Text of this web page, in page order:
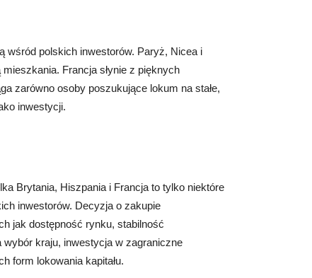
wśród polskich inwestorów. Paryż, Nicea i
Francja słynie z pięknych
zarówno osoby poszukujące lokum na stałe,
inwestycji.
Brytania, Hiszpania i Francja to tylko niektóre
inwestorów. Decyzja o zakupie
jak dostępność rynku, stabilność
kraju, inwestycja w zagraniczne
form lokowania kapitału.